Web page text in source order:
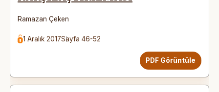
Ramazan Çeken
1 Aralık 2017Sayfa 46-52
PDF Görüntüle